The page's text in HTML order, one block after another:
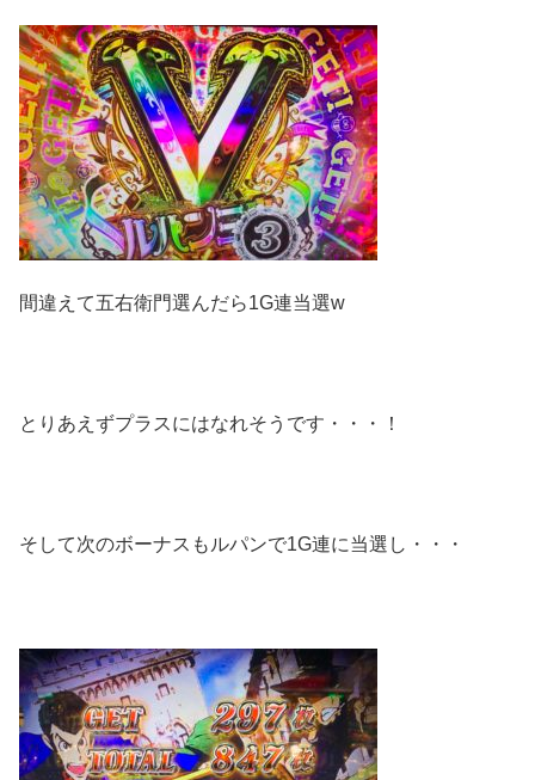
間違えて五右衛門選んだら1G連当選w
とりあえずプラスにはなれそうです・・・！
そして次のボーナスもルパンで1G連に当選し・・・